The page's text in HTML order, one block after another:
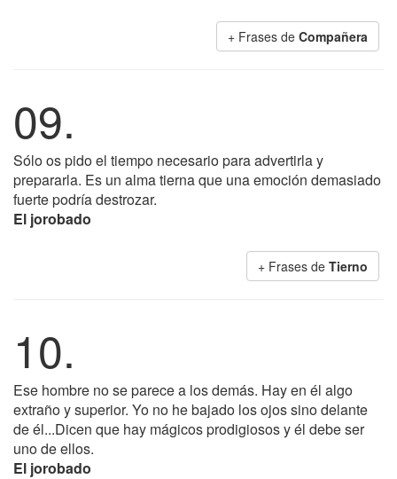
+ Frases de Compañera
09.
Sólo os pido el tiempo necesario para advertirla y
prepararla. Es un alma tierna que una emoción demasiado
fuerte podría destrozar.
El jorobado
+ Frases de Tierno
10.
Ese hombre no se parece a los demás. Hay en él algo
extraño y superior. Yo no he bajado los ojos sino delante
de él...Dicen que hay mágicos prodigiosos y él debe ser
uno de ellos.
El jorobado